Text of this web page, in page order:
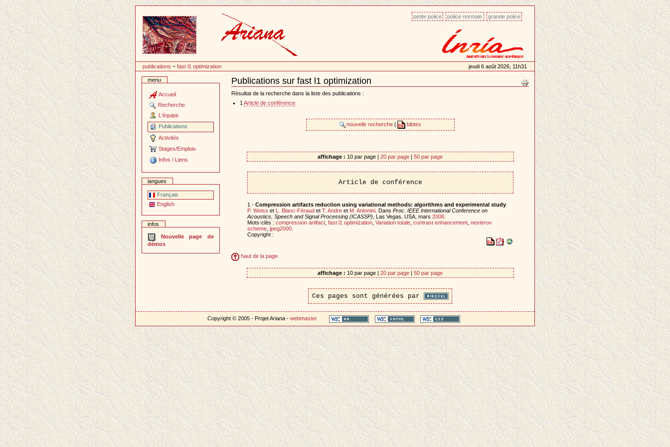
contenu
petite police police normale grande police
publications ~fast l1 optimization jeudi 6 août 2026, 11h31
menu
Accueil
Recherche
L'équipe
Publications
Activités
Stages/Emplois
Infos / Liens
langues
Français
English
infos
Nouvelle page de
démos
Publications sur fast l1 optimization
Document
Actions
Résultat de la recherche dans la liste des publications :
1 Article de conférence
nouvelle recherche bibtex
affichage : 10 par page | 20 par page | 50 par page
Article de conférence
1 - Compression artifacts reduction using variational methods: algorithms and experimental study.
P. Weiss et L. Blanc-Féraudet T. Andreet M. Antonini. Dans Proc. IEEE International Conference on
Acoustics, Speech and Signal Processing (ICASSP) , Las Vegas, USA, mars 2008.
Mots-clés : compression artifact, fast l1 optimization, Variation totale, contrast enhancement, nesterov
scheme, jpeg2000.
Copyright :
haut de la page
affichage : 10 par page | 20 par page | 50 par page
Ces pages sont générées par
Copyright © 2005 - Projet Ariana -webmaster